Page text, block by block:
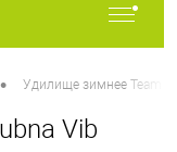
• Удилище зимнее Team
Vib